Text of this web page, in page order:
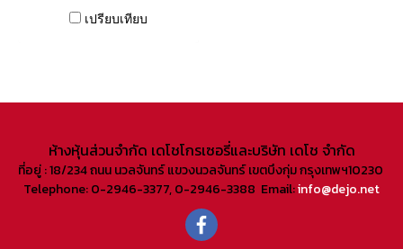
เปรียบเทียบ
ห้างหุ้นส่วนจํากัด เดโชโกรเซอรี่และบริษัท เดโช จํากัด
ที่อยู่ : 18/234 ถนน นวลจันทร์ แขวงนวลจันทร์ เขตบึงกุ่ม กรุงเทพฯ10230
Telephone: 0-2946-3377, 0-2946-3388 Email:info@dejo.net